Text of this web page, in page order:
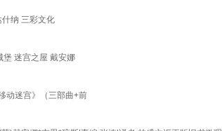
什纳 三彩文化
堡 迷宫之屋 戴安娜
动迷宫》（三部曲+前